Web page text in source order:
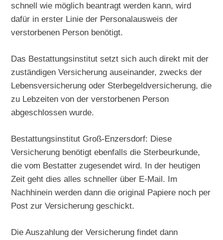
schnell wie möglich beantragt werden kann, wird
dafür in erster Linie der Personalausweis der
verstorbenen Person benötigt.
Das Bestattungsinstitut setzt sich auch direkt mit der
zuständigen Versicherung auseinander, zwecks der
Lebensversicherung oder Sterbegeldversicherung, die
zu Lebzeiten von der verstorbenen Person
abgeschlossen wurde.
Bestattungsinstitut Groß-Enzersdorf: Diese
Versicherung benötigt ebenfalls die Sterbeurkunde,
die vom Bestatter zugesendet wird. In der heutigen
Zeit geht dies alles schneller über E-Mail. Im
Nachhinein werden dann die original Papiere noch per
Post zur Versicherung geschickt.
Die Auszahlung der Versicherung findet dann